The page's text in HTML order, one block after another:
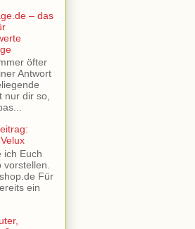
– das
öfter
Antwort
nur dir so,
ich Euch
Für
ein